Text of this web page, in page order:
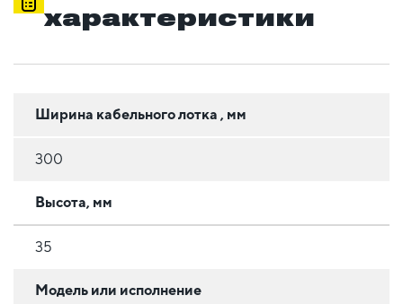
характеристики
Ширина кабельного лотка , мм
300
Высота, мм
35
Модель или исполнение